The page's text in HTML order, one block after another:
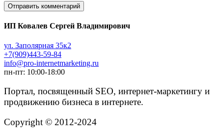
ИП Ковалев Сергей Владимирович
ул. Заполярная 35к2
+7(909)443-59-84
info@pro-internetmarketing.ru
пн-пт: 10:00-18:00
Портал, посвященный SEO, интернет-маркетингу и
продвижению бизнеса в интернете.
Copyright © 2012-2024